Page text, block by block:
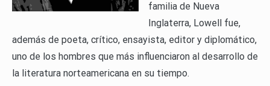
familia de Nueva
Inglaterra, Lowell fue,
además de poeta, crítico, ensayista, editor y diplomático,
uno de los hombres que más influenciaron al desarrollo de
la literatura norteamericana en su tiempo.